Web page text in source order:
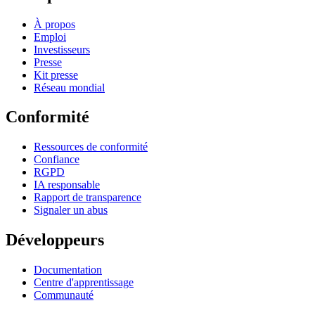
À propos
Emploi
Investisseurs
Presse
Kit presse
Réseau mondial
Conformité
Ressources de conformité
Confiance
RGPD
IA responsable
Rapport de transparence
Signaler un abus
Développeurs
Documentation
Centre d'apprentissage
Communauté